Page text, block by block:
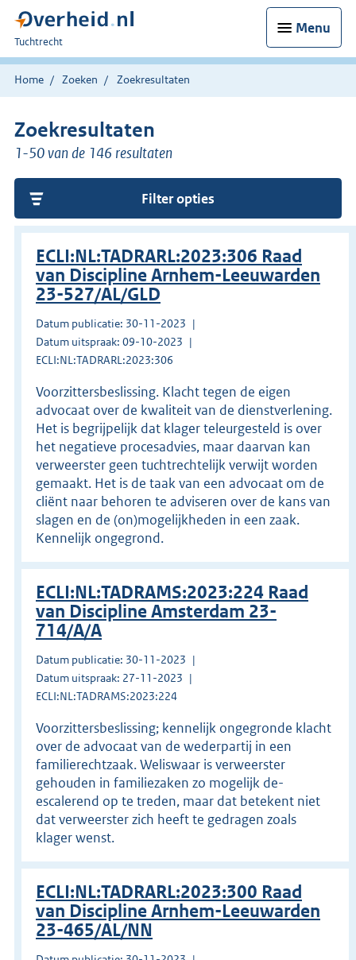
Menu
U
bent
hier:
Tuchtrecht
Home Zoeken Zoekresultaten
Zoekresultaten
1-50 van de 146 resultaten
Filter opties
ECLI:NL:TADRARL:2023:306 Raad
van Discipline Arnhem-Leeuwarden
23-527/AL/GLD
Datum publicatie: 30-11-2023
Datum uitspraak: 09-10-2023
ECLI:NL:TADRARL:2023:306
Voorzittersbeslissing. Klacht tegen de eigen
advocaat over de kwaliteit van de dienstverlening.
Het is begrijpelijk dat klager teleurgesteld is over
het negatieve procesadvies, maar daarvan kan
verweerster geen tuchtrechtelijk verwijt worden
gemaakt. Het is de taak van een advocaat om de
cliënt naar behoren te adviseren over de kans van
slagen en de (on)mogelijkheden in een zaak.
Kennelijk ongegrond.
ECLI:NL:TADRAMS:2023:224 Raad
van Discipline Amsterdam 23-
714/A/A
Datum publicatie: 30-11-2023
Datum uitspraak: 27-11-2023
ECLI:NL:TADRAMS:2023:224
Voorzittersbeslissing; kennelijk ongegronde klacht
over de advocaat van de wederpartij in een
familierechtzaak. Weliswaar is verweerster
gehouden in familiezaken zo mogelijk de-
escalerend op te treden, maar dat betekent niet
dat verweerster zich heeft te gedragen zoals
klager wenst.
ECLI:NL:TADRARL:2023:300 Raad
van Discipline Arnhem-Leeuwarden
23-465/AL/NN